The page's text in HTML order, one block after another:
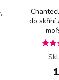
do skříní